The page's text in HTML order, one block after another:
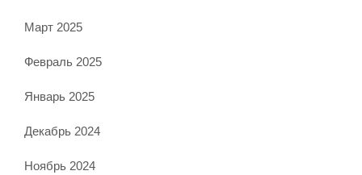
Март 2025
Февраль 2025
Январь 2025
Декабрь 2024
Ноябрь 2024